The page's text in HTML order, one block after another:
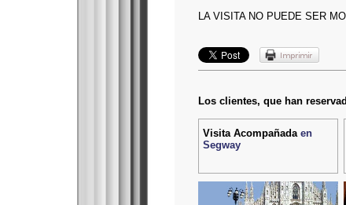
LA VISITA NO PUEDE SER
Los clientes, que han
Visita Acompañada en
Segway